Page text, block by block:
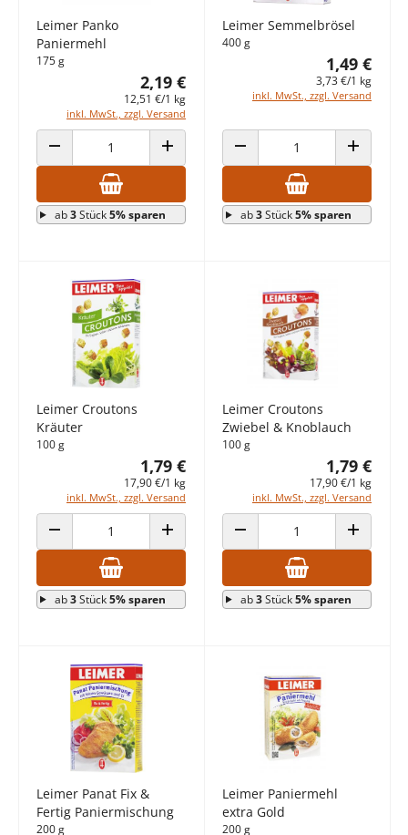
Leimer Panko
Paniermehl
175 g
2,19 €
12,51 €/1 kg
inkl. MwSt., zzgl. Versand
ANZAHL VERRINGERN ANZAHL ERHÖHEN
ab3Stück5% sparen
Leimer Semmelbrösel
400 g
1,49 €
3,73 €/1 kg
inkl. MwSt., zzgl. Versand
ANZAHL VERRINGERN ANZAHL
ab3Stück5% sparen
Leimer Croutons
Kräuter
100 g
1,79 €
17,90 €/1 kg
inkl. MwSt., zzgl. Versand
ANZAHL VERRINGERN ANZAHL ERHÖHEN
ab3Stück5% sparen
Leimer Croutons
Zwiebel & Knoblauch
100 g
1,79 €
17,90 €/1 kg
inkl. MwSt., zzgl. Versand
ANZAHL VERRINGERN ANZAHL
ab3Stück5% sparen
Leimer Panat Fix &
Fertig Paniermischung
200 g
Leimer Paniermehl
extra Gold
200 g